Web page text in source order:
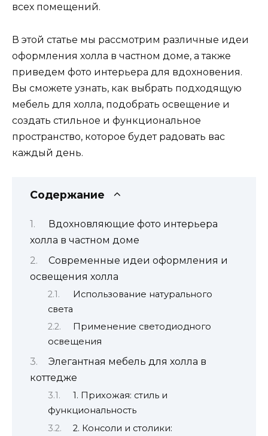
всех помещений.
В этой статье мы рассмотрим различные идеи
оформления холла в частном доме, а также
приведем фото интерьера для вдохновения.
Вы сможете узнать, как выбрать подходящую
мебель для холла, подобрать освещение и
создать стильное и функциональное
пространство, которое будет радовать вас
каждый день.
Содержание
Вдохновляющие фото интерьера
холла в частном доме
Современные идеи оформления и
освещения холла
Использование натурального
света
Применение светодиодного
освещения
Элегантная мебель для холла в
коттедже
1. Прихожая: стиль и
функциональность
2. Консоли и столики: